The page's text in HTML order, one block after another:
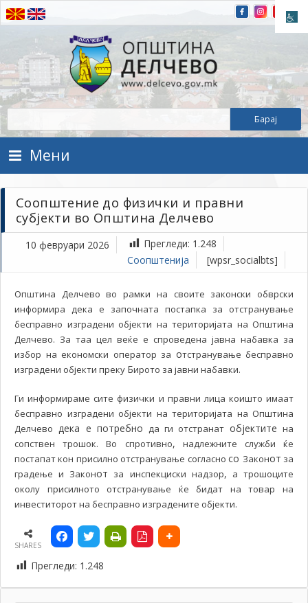
Прескокнете на содржината
Општина Делчево
Општина Делчево
Мени
Соопштение до физички и правни
субјекти во Општина Делчево
10 февруари 2026 Прегледи: 1.248
Соопштенија
[wpsr_socialbts]
Општина Делчево во рамки на своите законски обврски
информира дека е започната постапка за отстранување
бесправно изградени објекти на територијата на Општина
Делчево. За таа цел веќе е спроведена јавна набавка за
избор на економски оператор за отстранување бесправно
изградени објекти преку Бирото за јавни набавки.
Ги информираме сите физички и правни лица коишто имаат
бесправно изградени објекти на територијата на Општина
Делчево дека е потребно да ги отстранат објектите на
сопствен трошок. Во спротивно, надлежните служби ќе
постапат кон присилно отстранување согласносо Законот за
градење и Законот за инспекциски надзор, а трошоците
околу присилното отстранување ќе бидат на товар на
инвеститорот на бесправно изградените објекти.
SHARES
Прегледи: 1.248